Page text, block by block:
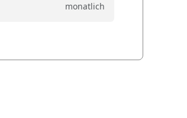
monatlich